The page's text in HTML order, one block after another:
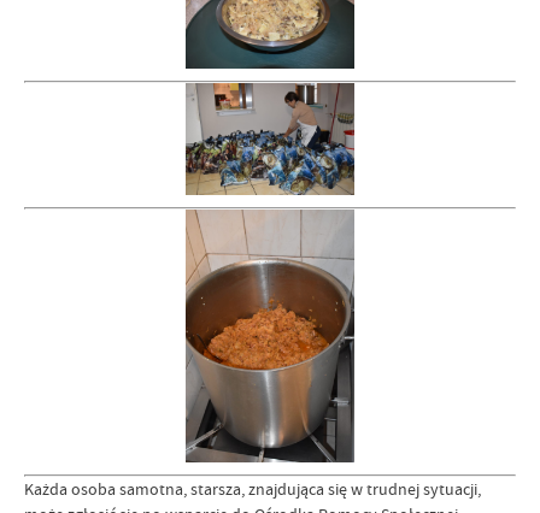
Każda osoba samotna, starsza, znajdująca się w trudnej sytuacji,